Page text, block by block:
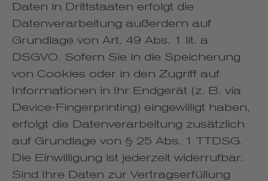
Daten in Drittstaaten erfolgt die
Datenverarbeitung außerdem auf
Grundlage von Art. 49 Abs. 1 lit. a
DSGVO. Sofern Sie in die Speicherung
von Cookies oder in den Zugriff auf
Informationen in Ihr Endgerät (z. B. via
Device-Fingerprinting) eingewilligt haben,
erfolgt die Datenverarbeitung zusätzlich
auf Grundlage von § 25 Abs. 1 TTDSG.
Die Einwilligung ist jederzeit widerrufbar.
Sind Ihre Daten zur Vertragserfüllung